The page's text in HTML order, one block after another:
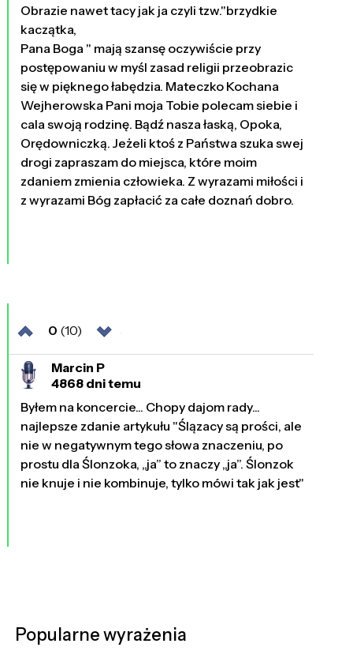
Obrazie nawet tacy jak ja czyli tzw."brzydkie
kaczątka,
Pana Boga " mają szansę oczywiście przy
postępowaniu w myśl zasad religii przeobrazic
się w pięknego łabędzia. Mateczko Kochana
Wejherowska Pani moja Tobie polecam siebie i
cala swoją rodzinę. Bądź nasza łaską, Opoka,
Orędowniczką. Jeżeli ktoś z Państwa szuka swej
drogi zapraszam do miejsca, które moim
zdaniem zmienia człowieka. Z wyrazami miłości i
z wyrazami Bóg zapłacić za całe doznań dobro.
0 (10)
Marcin P
4868 dni temu
Byłem na koncercie... Chopy dajom rady...
najlepsze zdanie artykułu "Ślązacy są prości, ale
nie w negatywnym tego słowa znaczeniu, po
prostu dla Ślonzoka, „ja” to znaczy „ja”. Ślonzok
nie knuje i nie kombinuje, tylko mówi tak jak jest"
Popularne wyrażenia